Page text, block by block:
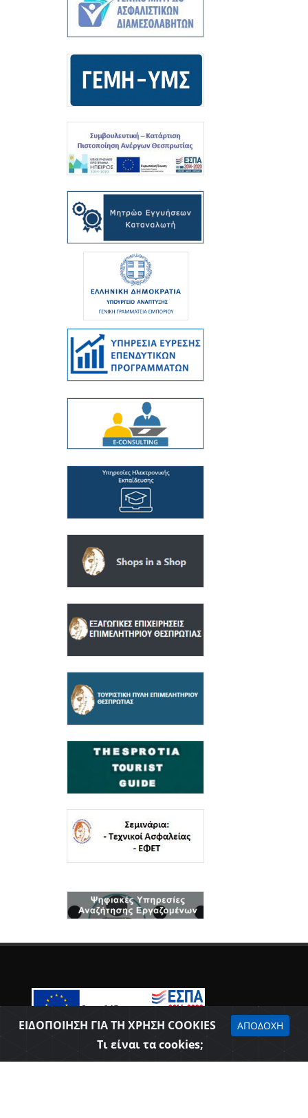
Δήλωση προσβασιμότητας
ΕΙΔΟΠΟΙΗΣΗ ΓΙΑ ΤΗ ΧΡΗΣΗ COOKIES ΑΠΟΔΟΧΗ
Τι είναι τα cookies;